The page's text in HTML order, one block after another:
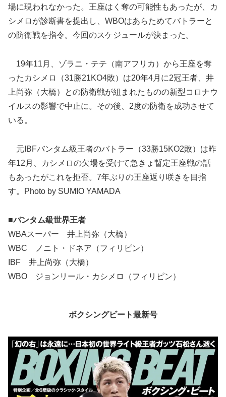
場に現われなかった。王座はく奪の可能性もあったが、カ
シメロが診断書を提出し、WBOはあらためてバトラーと
の防衛戦を指令。今回のスケジュールが決まった。
19年11月、ゾラニ・テテ（南アフリカ）から王座を奪
ったカシメロ（31勝21KO4敗）は20年4月に2冠王者、井
上尚弥（大橋）との防衛戦が組まれたものの新型コロナウ
イルスの影響で中止に。その後、2度の防衛を成功させて
いる。
元IBFバンタム級王者のバトラー（33勝15KO2敗）は昨
年12月、カシメロの欠場を受けて急きょ暫定王座戦の話
もあったがこれを拒否。7年ぶりの王座返り咲きを目指
す。Photo by SUMIO YAMADA
■バンタム級世界王者
WBAスーパー 井上尚弥（大橋）
WBC ノニト・ドネア（フィリピン）
IBF 井上尚弥（大橋）
WBO ジョンリール・カシメロ（フィリピン）
ボクシングビート最新号